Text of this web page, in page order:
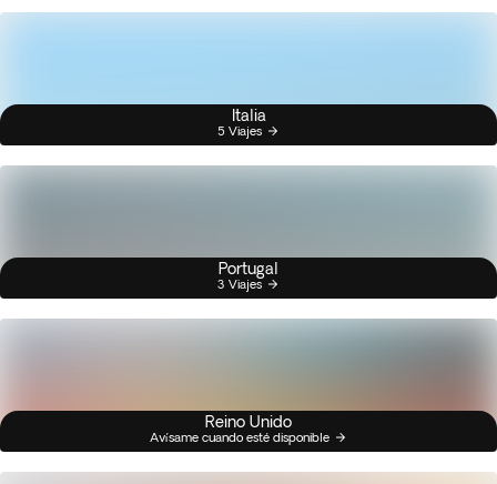
Italia
5 Viajes
Portugal
3 Viajes
Reino Unido
Avísame cuando esté disponible